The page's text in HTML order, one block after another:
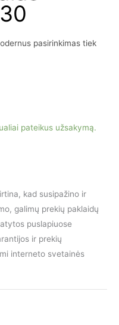
pasirinkimas tiek
pateikus užsakymą.
kad susipažino ir
galimų prekių paklaidų
puslapiuose
ir prekių
interneto svetainės